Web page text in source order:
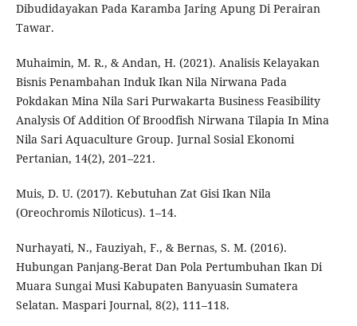
Dibudidayakan Pada Karamba Jaring Apung Di Perairan
Tawar.
Muhaimin, M. R., & Andan, H. (2021). Analisis Kelayakan
Bisnis Penambahan Induk Ikan Nila Nirwana Pada
Pokdakan Mina Nila Sari Purwakarta Business Feasibility
Analysis Of Addition Of Broodfish Nirwana Tilapia In Mina
Nila Sari Aquaculture Group. Jurnal Sosial Ekonomi
Pertanian, 14(2), 201–221.
Muis, D. U. (2017). Kebutuhan Zat Gisi Ikan Nila
(Oreochromis Niloticus). 1–14.
Nurhayati, N., Fauziyah, F., & Bernas, S. M. (2016).
Hubungan Panjang-Berat Dan Pola Pertumbuhan Ikan Di
Muara Sungai Musi Kabupaten Banyuasin Sumatera
Selatan. Maspari Journal, 8(2), 111–118.